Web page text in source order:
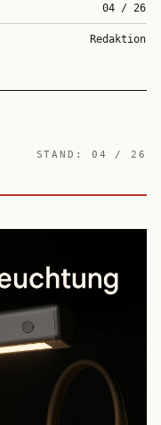
04 / 26
Redaktion
STAND: 04 / 26